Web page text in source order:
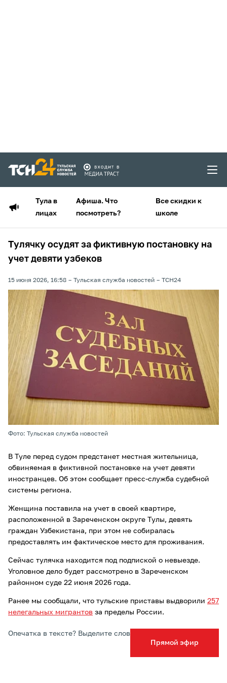
Тула в
лицах
Афиша. Что
посмотреть?
Все скидки к
школе
Прямой эфир
Тулячку осудят за фиктивную постановку на
учет девяти узбеков
15 июня 2026, 16:58 Тульская служба новостей ТСН24
Фото: Тульская служба новостей
В Туле перед судом предстанет местная жительница,
обвиняемая в фиктивной постановке на учет девяти
иностранцев. Об этом сообщает пресс-служба судебной
системы региона.
Женщина поставила на учет в своей квартире,
расположенной в Зареченском округе Тулы, девять
граждан Узбекистана, при этом не собиралась
предоставлять им фактическое место для проживания.
Сейчас тулячка находится под подпиской о невыезде.
Уголовное дело будет рассмотрено в Зареченском
районном суде 22 июня 2026 года.
Ранее мы сообщали, что тульские приставы выдворили 257
нелегальных мигрантов за пределы России.
Опечатка в тексте? Выделите слово и нажмите Ctrl+Enter